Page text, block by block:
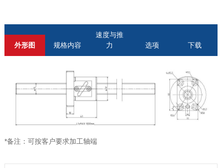
外形图 规格内容
速度与推
力
选项 下载
*备注：可按客户要求加工轴端